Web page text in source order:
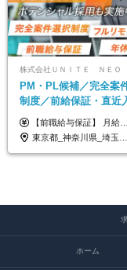
株式会社ＵＮＩＴＥ ＮＥＯ
PM・PL候補／完全案
制度／前給保証・直近
ンバー平均108万円年
プライム上場企業案件
【前職給与保証】 月給35万円～70万円＋賞与年2回＋各種手当 ※前職の給与・スキル・経験を考慮の上、決定いたします。 ※月給には固定残業代（月30時間分／5万円～10万円）を含みます。超過分は別途全額支給いたします。 ＜月収例＞ ◇月収35万円＋決算賞与（最大2回）／経験2年 ◇月収39万円＋決算賞与（最大2回）／経験3年 ◇月収50万円＋決算賞与（最大2回）／経験5年 ＜経験別年収イメージ＞ ①想定年収550~650万円 ・PLまたはPM経験あり ・エンジニア経験3年以上 ②想定年収650~800万円 ・PL経験3年以上 ・PM経験あり ・エンジニア経験5年以上 ③想定年収800~900万円 ・PM経験3年以上 ・エンジニア経験5年以上 ④想定年収900万円以上 ・PL/PM経験 5年以上 ・要件定義からの上流工程経験 5年以上 ・開発経験10年以上で、プロジェクトの全工程を一人称で作業可能
東京都_神奈川県_埼玉県_千葉県_大阪府_愛知県_北海道_青森県_岩手県_宮城県_秋田県_山形県_福島県_茨城県_栃木県_群馬県_新潟県_山梨県_長野県_富山県_石川県_福井県_静岡県_岐阜県_三重県_兵庫県_京都府_滋賀県_奈良県_和歌山県_広島県_岡山県_鳥取県_島根県_山口県_徳島県_香川県_愛媛県_高知県_福岡県_熊本県_佐賀県_長崎県_大分県_宮崎県_鹿児島県_沖縄県
ホーム